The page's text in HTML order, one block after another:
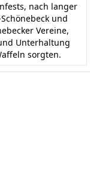
nach langer
und
Vereine,
Unterhaltung
sorgten.